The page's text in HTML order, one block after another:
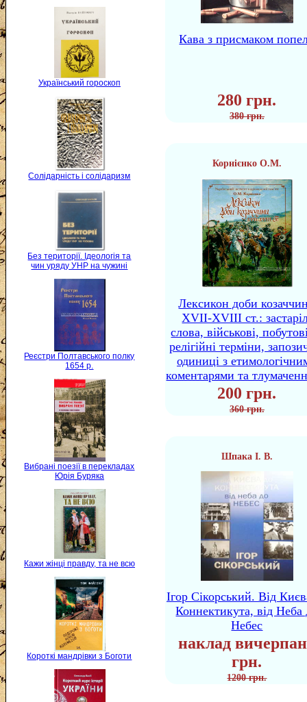
Український гороскоп
Солідарність і солідаризм
Без території. Ідеологія та
чин уряду УНР на чужині
Реєстри Полтавського полку
1654 р.
Вибрані поезії в перекладах
Юрія Буряка
Кажи жінці правду, та не всю
Короткі мандрівки з Боготи
Кава з присмаком
280 грн.
380 грн.
Корнієнко О.М.
Лексикон доби
XVII-XVIII ст.:
слова, військові,
релігійні терміни,
одиниці з
коментарями та
200 грн.
360 грн.
Шпака І. В.
Ігор Сікорський. Від
Коннектикута, від Неба
Небес
наклад
грн.
1200 грн.